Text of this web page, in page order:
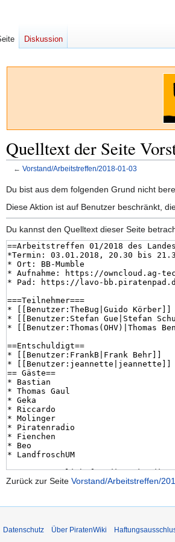
Quelltext der Seite
← Vorstand/Arbeitstreffen/2018-01-03
Zur
Navigation
Zur
Suche
Du bist aus dem folgenden Grund nicht
Diese Aktion ist auf Benutzer beschränkt, die
Du kannst den Quelltext dieser Seite
Zurück zur Seite Vorstand/Arbeitstreffen/
Diskussion
Datenschutz Über PiratenWiki